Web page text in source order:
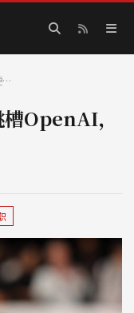
…
OpenAI，